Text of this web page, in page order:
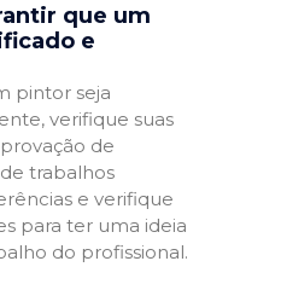
que um
e
pintor seja
verifique suas
de
trabalhos
e verifique
para ter uma ideia
do profissional.